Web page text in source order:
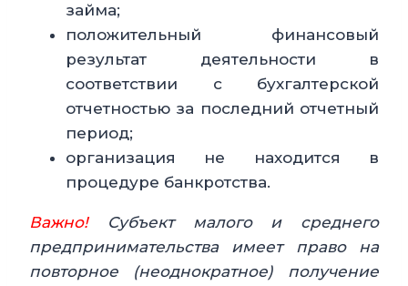
займа;
положительный финансовый
результат деятельности в
соответствии с бухгалтерской
отчетностью за последний отчетный
период;
организация не находится в
процедуре банкротства.
Важно!
Субъект малого и среднего
предпринимательства имеет право на
повторное (неоднократное) получение